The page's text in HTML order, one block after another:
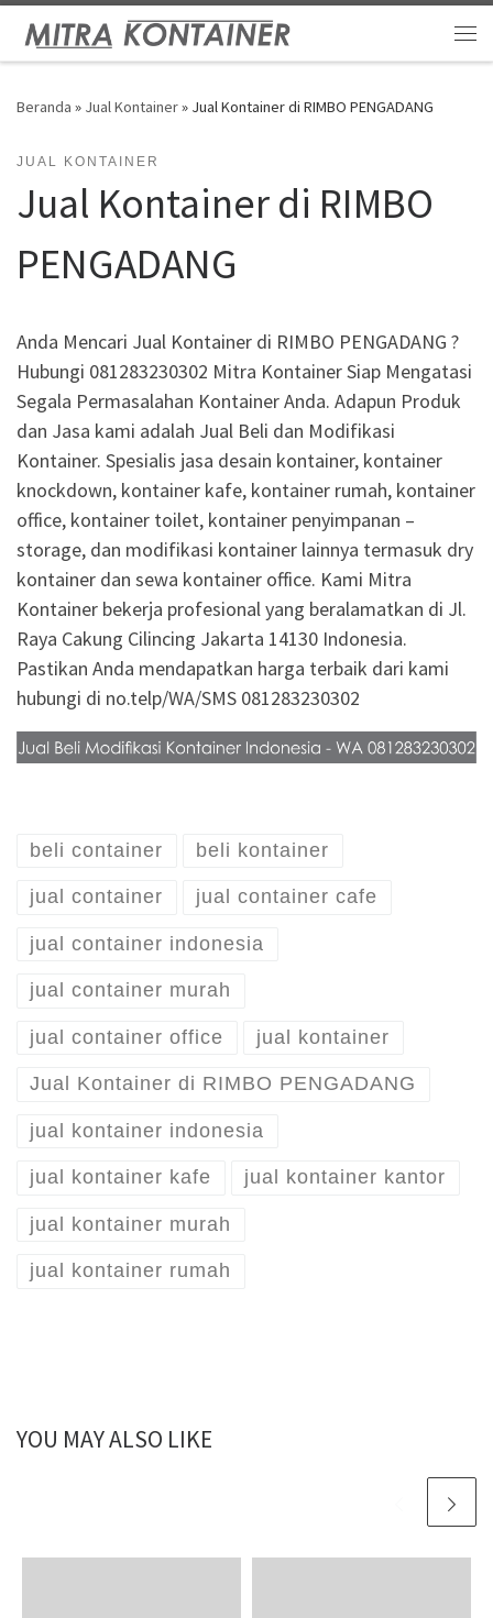
Skip to content
Beranda » Jual Kontainer» Jual Kontainer di RIMBO PENGADANG
JUAL KONTAINER
Jual Kontainer di RIMBO
PENGADANG
Anda Mencari Jual Kontainer di RIMBO PENGADANG ?
Hubungi 081283230302 Mitra Kontainer Siap Mengatasi
Segala Permasalahan Kontainer Anda. Adapun Produk
dan Jasa kami adalah Jual Beli dan Modifikasi
Kontainer. Spesialis jasa desain kontainer, kontainer
knockdown, kontainer kafe, kontainer rumah, kontainer
office, kontainer toilet, kontainer penyimpanan –
storage, dan modifikasi kontainer lainnya termasuk dry
kontainer dan sewa kontainer office. Kami Mitra
Kontainer bekerja profesional yang beralamatkan di Jl.
Raya Cakung Cilincing Jakarta 14130 Indonesia.
Pastikan Anda mendapatkan harga terbaik dari kami
hubungi di no.telp/WA/SMS 081283230302
beli container beli kontainer
jual container jual container cafe
jual container indonesia
jual container murah
jual container office jual kontainer
Jual Kontainer di RIMBO PENGADANG
jual kontainer indonesia
jual kontainer kafe jual kontainer kantor
jual kontainer murah
jual kontainer rumah
YOU MAY ALSO LIKE